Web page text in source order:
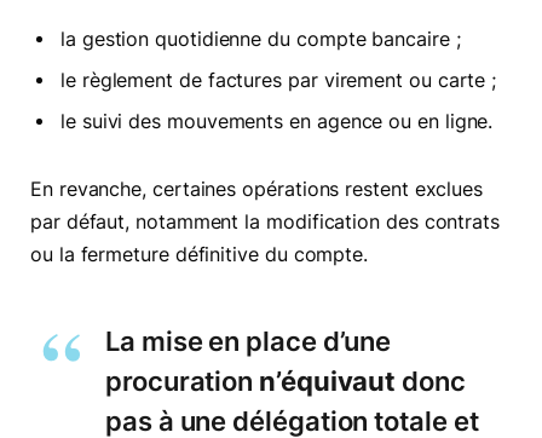
la gestion quotidienne du compte bancaire ;
le règlement de factures par virement ou carte ;
le suivi des mouvements en agence ou en ligne.
En revanche, certaines opérations restent exclues
par défaut, notamment la modification des contrats
ou la fermeture définitive du compte.
La mise en place d’une
procuration n’équivaut donc
pas à une délégation totale et